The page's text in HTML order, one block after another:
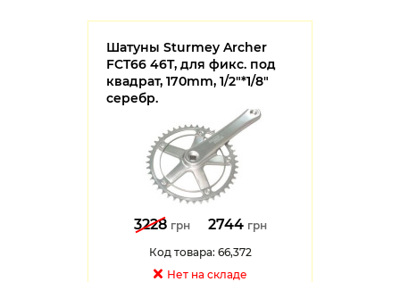
Шатуны Sturmey Archer
FCT66 46T, для фикс. под
квадрат, 170mm, 1/2"*1/8"
серебр.
3228 грн 2744 грн
Код товара: 66,372
Нет на cкладе